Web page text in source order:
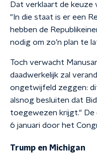
Dat verklaart de keuze
"In die staat is er een
hebben de
nodig om zo’n plan te
Toch verwacht
daadwerkelijk zal
ongetwijfeld zeggen:
alsnog besluiten dat
toegewezen krijgt."
6 januari door het
Trump en Michigan